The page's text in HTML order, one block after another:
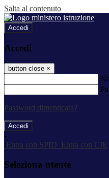
Salta al contenuto
Accedi
Accedi
button close ×
Password dimenticata?
-
Entra con SPID
Entra con CIE
Seleziona utente